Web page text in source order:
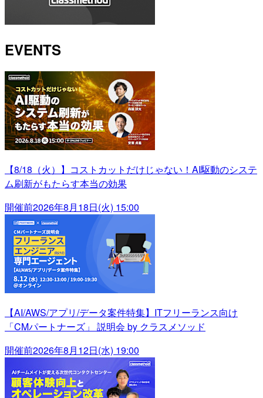
EVENTS
【8/18（火）】コストカットだけじゃない！AI駆動のシステ
ム刷新がもたらす本当の効果
開催前2026年8月18日(火) 15:00
【AI/AWS/アプリ/データ案件特集】ITフリーランス向け
「CMパートナーズ」 説明会 by クラスメソッド
開催前2026年8月12日(水) 19:00